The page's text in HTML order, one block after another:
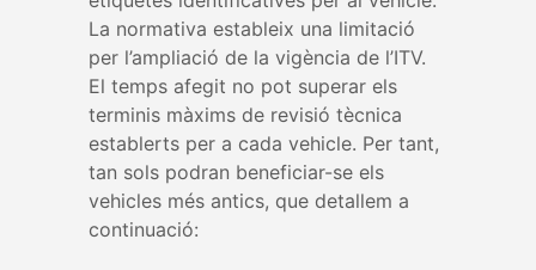
La normativa estableix una limitació
per l’ampliació de la vigència de l’ITV.
El temps afegit no pot superar els
terminis màxims de revisió tècnica
establerts per a cada vehicle. Per tant,
tan sols podran beneficiar-se els
vehicles més antics, que detallem a
continuació: